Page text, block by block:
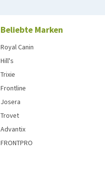
Beliebte Marken
Royal Canin
Hill's
Trixie
Frontline
Josera
Trovet
Advantix
FRONTPRO